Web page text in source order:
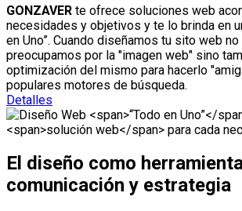
GONZAVER te ofrece soluciones web
necesidades y objetivos y te lo brinda en
en Uno”. Cuando diseñamos tu sito web
preocupamos por la "imagen web" sino
optimización del mismo para hacerlo
populares motores de búsqueda.
Detalles
El diseño como
comunicación y estrategia